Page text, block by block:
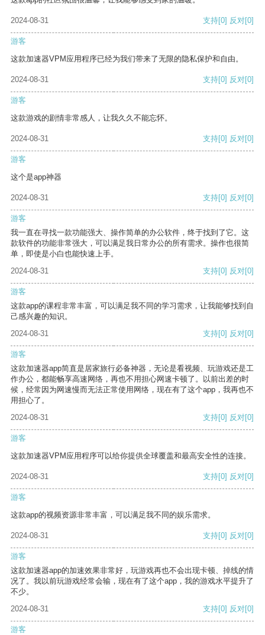
2024-08-31 支持[0] 反对[0]
游客
这款加速器VPM应用程序已经为我们带来了无限的隐私保护和自由。
2024-08-31 支持[0] 反对[0]
游客
这款游戏的剧情非常感人，让我久久不能忘怀。
2024-08-31 支持[0] 反对[0]
游客
这个是app神器
2024-08-31 支持[0] 反对[0]
游客
我一直在寻找一款功能强大、操作简单的办公软件，终于找到了它。这
款软件的功能非常强大，可以满足我日常办公的所有需求。操作也很简
单，即使是小白也能快速上手。
2024-08-31
支持[0] 反对[0]
游客
这款app的课程非常丰富，可以满足我不同的学习需求，让我能够找到自
己感兴趣的知识。
2024-08-31
支持[0] 反对[0]
游客
这款加速器app简直是居家旅行必备神器，无论是看视频、玩游戏还是工
作办公，都能畅享高速网络，再也不用担心网速卡顿了。以前出差的时
候，经常因为网速慢而无法正常使用网络，现在有了这个app，我再也不
用担心了。
2024-08-31
支持[0] 反对[0]
游客
这款加速器VPM应用程序可以给你提供全球覆盖和最高安全性的连接。
2024-08-31 支持[0] 反对[0]
游客
这款app的视频资源非常丰富，可以满足我不同的娱乐需求。
2024-08-31 支持[0] 反对[0]
游客
这款加速器app的加速效果非常好，玩游戏再也不会出现卡顿、掉线的情
况了。我以前玩游戏经常会输，现在有了这个app，我的游戏水平提升了
不少。
2024-08-31
支持[0] 反对[0]
游客